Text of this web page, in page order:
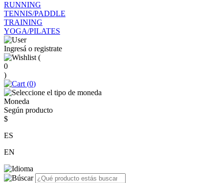
RUNNING
TENNIS/PADDLE
TRAINING
YOGA/PILATES
Ingresá o registrate
(
0
)
(0)
Moneda
Según producto
$
ES
EN